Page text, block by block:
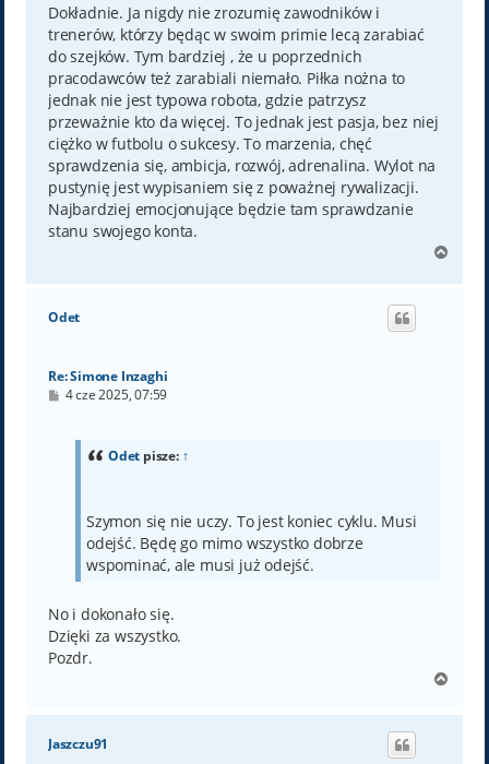
Dokładnie. Ja nigdy nie zrozumię zawodników i
trenerów, którzy będąc w swoim primie lecą zarabiać
do szejków. Tym bardziej , że u poprzednich
pracodawców też zarabiali niemało. Piłka nożna to
jednak nie jest typowa robota, gdzie patrzysz
przeważnie kto da więcej. To jednak jest pasja, bez niej
ciężko w futbolu o sukcesy. To marzenia, chęć
sprawdzenia się, ambicja, rozwój, adrenalina. Wylot na
pustynię jest wypisaniem się z poważnej rywalizacji.
Najbardziej emocjonujące będzie tam sprawdzanie
stanu swojego konta.
g
Odet
Re: Simone Inzaghi
P4 cze 2025, 07:59
Odet pisze: ↑
Szymon się nie uczy. To jest koniec cyklu. Musi
odejść. Będę go mimo wszystko dobrze
wspominać, ale musi już odejść.
No i dokonało się.
Dzięki za wszystko.
Pozdr.
g
Jaszczu91